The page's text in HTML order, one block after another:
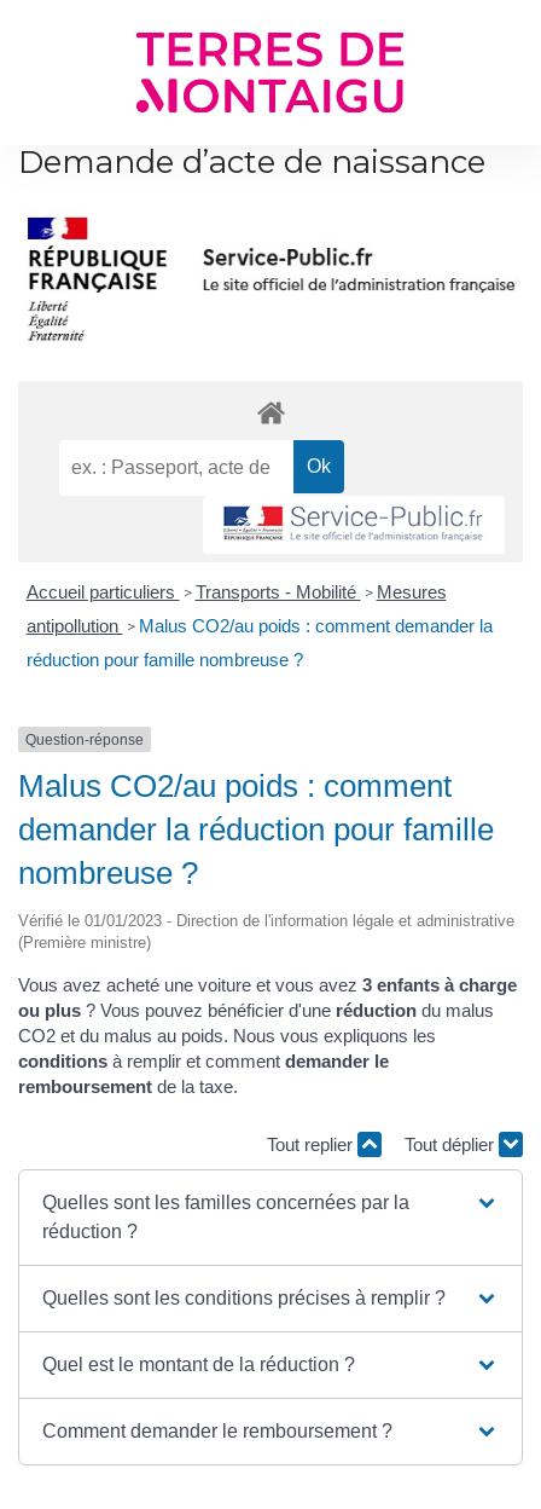
Demande d’acte de naissance
Accueil particuliers > Transports - Mobilité > Mesures
antipollution > Malus CO2/au poids : comment demander la
réduction pour famille nombreuse ?
Question-réponse
Malus CO2/au poids : comment
demander la réduction pour famille
nombreuse ?
Vérifié le 01/01/2023 - Direction de l'information légale et administrative
(Première ministre)
Vous avez acheté une voiture et vous avez 3 enfants à charge
ou plus ? Vous pouvez bénéficier d'une réduction du malus
CO2 et du malus au poids. Nous vous expliquons les
conditions à remplir et comment demander le
remboursement de la taxe.
Tout replier Tout déplier
Quelles sont les familles concernées par la
réduction ?
Quelles sont les conditions précises à remplir ?
Quel est le montant de la réduction ?
Comment demander le remboursement ?